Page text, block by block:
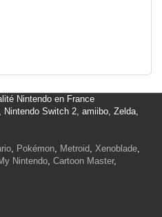
Nintendo en France
Switch 2, amiibo, Zelda,
, Pokémon, Metroid, Xenoblade,
Nintendo, Cartoon Master,